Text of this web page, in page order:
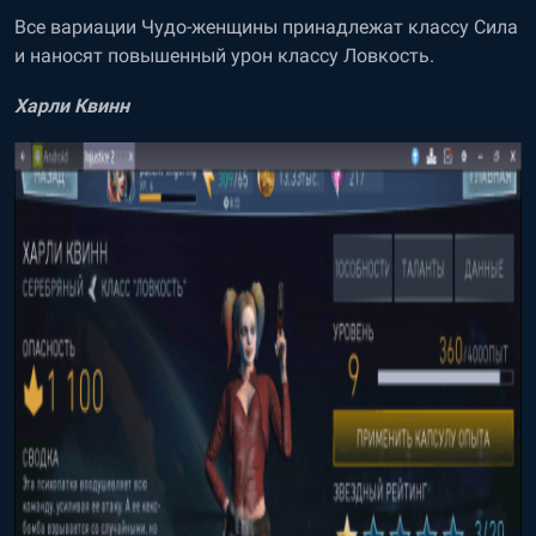
Все вариации Чудо-женщины принадлежат классу Сила
и наносят повышенный урон классу Ловкость.
Харли Квинн